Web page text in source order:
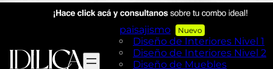
exteriores y Paisajismo
Diseño de exteriores y
paisajismo
Diseño de Interiores Nivel 1
Diseño de Interiores Nivel 2
Diseño de Muebles